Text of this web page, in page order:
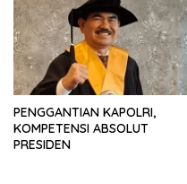
PENGGANTIAN KAPOLRI,
KOMPETENSI ABSOLUT
PRESIDEN